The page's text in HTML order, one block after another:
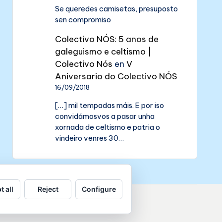
Se queredes camisetas, presuposto
sen compromiso
Colectivo NÓS: 5 anos de
galeguismo e celtismo |
Colectivo Nós enV
Aniversario do Colectivo NÓS
16/09/2018
[…] mil tempadas máis. E por iso
convidámosvos a pasar unha
xornada de celtismo e patria o
vindeiro venres 30…
all Reject Configure